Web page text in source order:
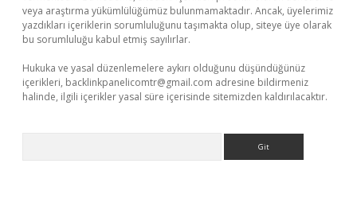
veya araştırma yükümlülüğümüz bulunmamaktadır. Ancak, üyelerimiz
yazdıkları içeriklerin sorumluluğunu taşımakta olup, siteye üye olarak
bu sorumluluğu kabul etmiş sayılırlar.
Hukuka ve yasal düzenlemelere aykırı olduğunu düşündüğünüz
içerikleri, backlinkpanelicomtr@gmail.com adresine bildirmeniz
halinde, ilgili içerikler yasal süre içerisinde sitemizden kaldırılacaktır.